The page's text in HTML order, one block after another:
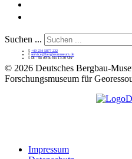
Suchen ...
+49 234 5877 232
service@bergbaumuseum.de
Di - So 09:30 bis 17:30 Uhr
© 2026 Deutsches Bergbau-
Forschungsmuseum für
Impressum